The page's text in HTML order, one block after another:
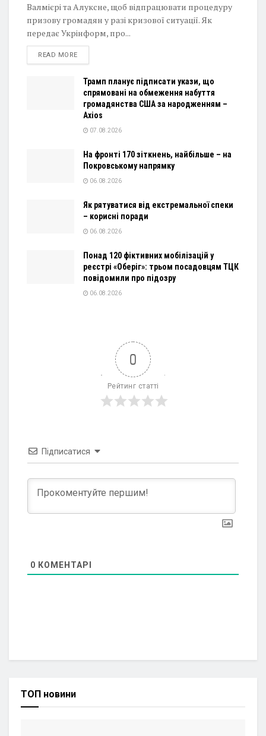
Валмієрі та Алуксне, щоб відпрацювати процедуру
призову громадян у разі кризової ситуації. Як
передає Укрінформ, про...
READ MOREDETAILS
Трамп планує підписати укази, що
спрямовані на обмеження набуття
громадянства США за народженням –
Axios
07.08.2026
На фронті 170 зіткнень, найбільше – на
Покровському напрямку
06.08.2026
Як рятуватися від екстремальної спеки
– корисні поради
06.08.2026
Понад 120 фіктивних мобілізацій у
реєстрі «Оберіг»: трьом посадовцям ТЦК
повідомили про підозру
06.08.2026
0
Рейтинг статті
Підписатися
0 КОМЕНТАРІ
ТОП новини